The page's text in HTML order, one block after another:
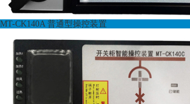
MT-CK140A 普通型操控装置